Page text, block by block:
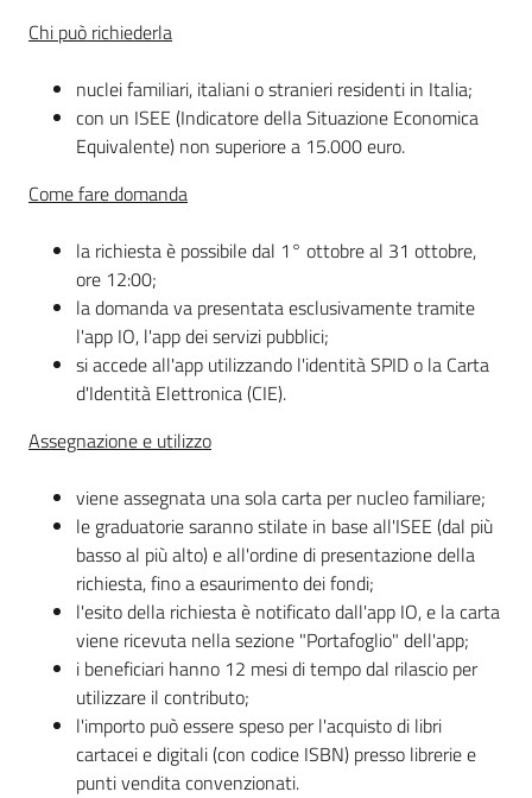
Chi può richiederla
nuclei familiari, italiani o stranieri residenti in Italia;
con un ISEE (Indicatore della Situazione Economica
Equivalente) non superiore a 15.000 euro.
Come fare domanda
la richiesta è possibile dal 1° ottobre al 31 ottobre,
ore 12:00;
la domanda va presentata esclusivamente tramite
l'app IO, l'app dei servizi pubblici;
si accede all'app utilizzando l'identità SPID o la Carta
d'Identità Elettronica (CIE).
Assegnazione e utilizzo
viene assegnata una sola carta per nucleo familiare;
le graduatorie saranno stilate in base all'ISEE (dal più
basso al più alto) e all'ordine di presentazione della
richiesta, fino a esaurimento dei fondi;
l'esito della richiesta è notificato dall'app IO, e la carta
viene ricevuta nella sezione "Portafoglio" dell'app;
i beneficiari hanno 12 mesi di tempo dal rilascio per
utilizzare il contributo;
l'importo può essere speso per l'acquisto di libri
cartacei e digitali (con codice ISBN) presso librerie e
punti vendita convenzionati.